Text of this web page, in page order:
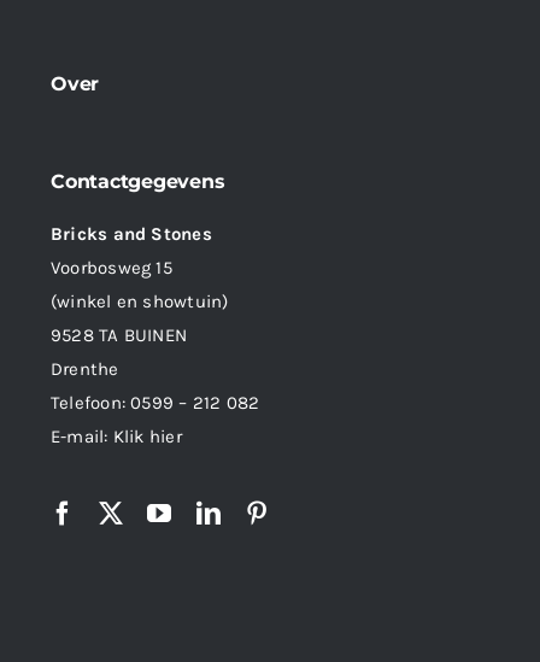
Over
Contactgegevens
Bricks and Stones
Voorbosweg 15
(winkel en showtuin)
9528 TA BUINEN
Drenthe
Telefoon:0599 – 212 082
E-mail: Klik hier